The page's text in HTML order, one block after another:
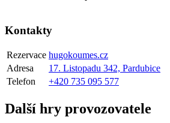
Kontakty
Rezervace hugokoumes.cz
Adresa
17. Listopadu 342, Pardubice
Telefon
+420 735 095 577
Další hry provozovatele